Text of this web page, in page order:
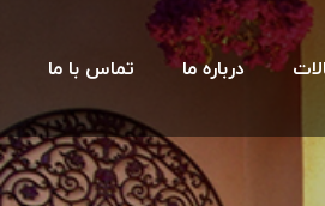
درباره ما تماس با ما